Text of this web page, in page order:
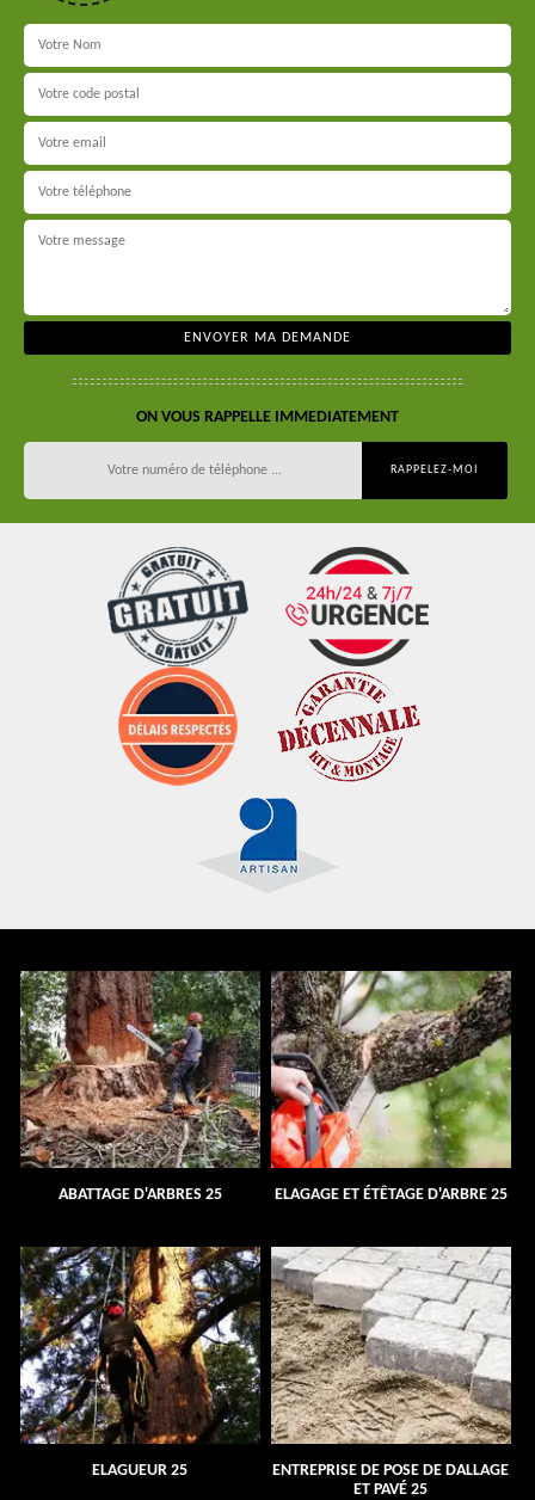
ON VOUS RAPPELLE IMMEDIATEMENT
ABATTAGE D'ARBRES 25 ELAGAGE ET ÉTÊTAGE D'ARBRE 25
ELAGUEUR 25
ENTREPRISE DE POSE DE DALLAGE
ET PAVÉ 25